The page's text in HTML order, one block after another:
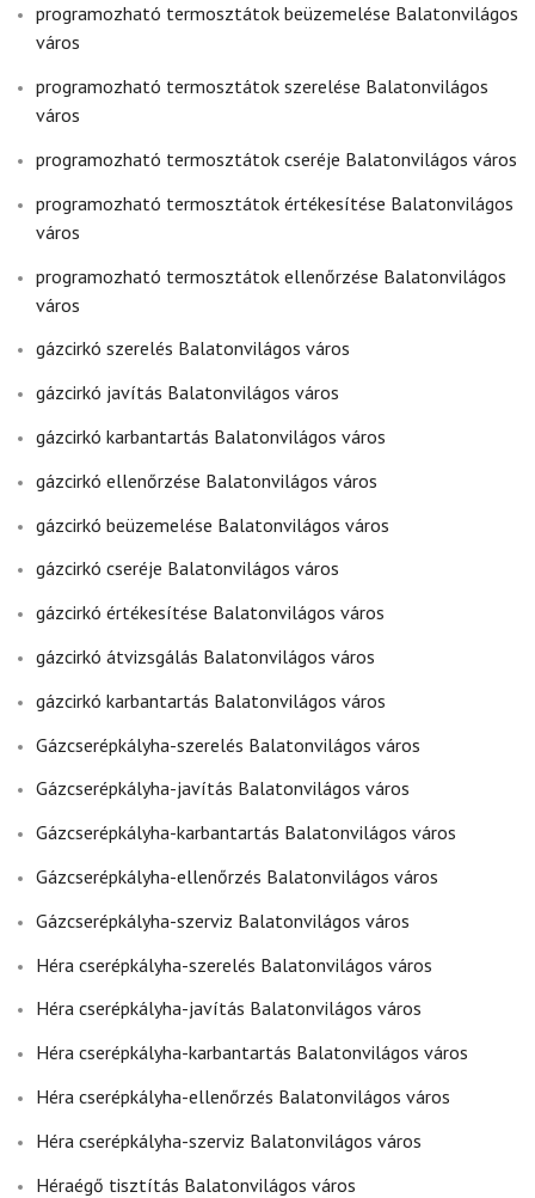
programozható termosztátok beüzemelése Balatonvilágos
város
programozható termosztátok szerelése Balatonvilágos
város
programozható termosztátok cseréje Balatonvilágos város
programozható termosztátok értékesítése Balatonvilágos
város
programozható termosztátok ellenőrzése Balatonvilágos
város
gázcirkó szerelés Balatonvilágos város
gázcirkó javítás Balatonvilágos város
gázcirkó karbantartás Balatonvilágos város
gázcirkó ellenőrzése Balatonvilágos város
gázcirkó beüzemelése Balatonvilágos város
gázcirkó cseréje Balatonvilágos város
gázcirkó értékesítése Balatonvilágos város
gázcirkó átvizsgálás Balatonvilágos város
gázcirkó karbantartás Balatonvilágos város
Gázcserépkályha-szerelés Balatonvilágos város
Gázcserépkályha-javítás Balatonvilágos város
Gázcserépkályha-karbantartás Balatonvilágos város
Gázcserépkályha-ellenőrzés Balatonvilágos város
Gázcserépkályha-szerviz Balatonvilágos város
Héra cserépkályha-szerelés Balatonvilágos város
Héra cserépkályha-javítás Balatonvilágos város
Héra cserépkályha-karbantartás Balatonvilágos város
Héra cserépkályha-ellenőrzés Balatonvilágos város
Héra cserépkályha-szerviz Balatonvilágos város
Héraégő tisztítás Balatonvilágos város